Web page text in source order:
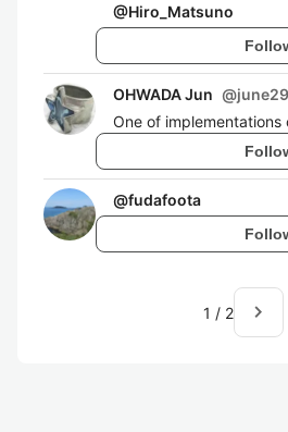
@Hiro_Matsuno
OHWADA Jun @june29
One of implementations
@fudafoota
1 / 2 navigate_next